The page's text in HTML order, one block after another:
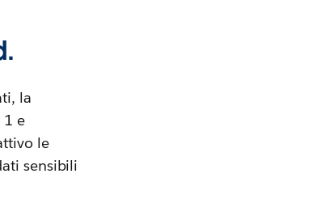
la
e
le
sensibili